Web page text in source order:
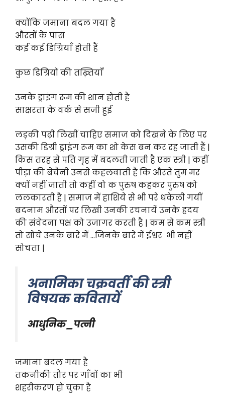
क्योंकि जमाना बदल गया है
औरतों के पास
कई कई डिग्रियाँ होती हैं
कुछ डिग्रियों की तख़्तियाँ
उनके ड्राइंग रूम की शान होती है
साक्षरता के वर्क से सजी हुई
लड़की पढ़ी लिखीं चाहिए समाज को दिखने के लिए पर
उसकी डिग्री ड्राइंग रूम का शो केस बन कर रह जाती हैं |
किस तरह से पति गृह में बदलती जाती है एक स्त्री | कहीं
पीड़ा की बेचैनी उनसे कहलवाती है कि औरतें तुम मर
क्यों नहीं जाती तो कहीं वो क पुरुष कहकर पुरुष को
ललकारती हैं | समाज में हाशिये से भी परे धकेली गयीं
बदनाम औरतों पर लिखी उनकी रचनायें उनके ह्रदय
की संवेदना पक्ष को उजागर करती है | कम से कम स्त्री
तो सोचे उनके बारे में …जिनके बारे में ईश्वर भी नहीं
सोचता |
अनामिका चक्रवर्ती की स्त्री
विषयक कवितायें
आधुनिक_पत्नी
जमाना बदल गया है
तकनीकी तौर पर गाँवों का भी
शहरीकरण हो चुका है